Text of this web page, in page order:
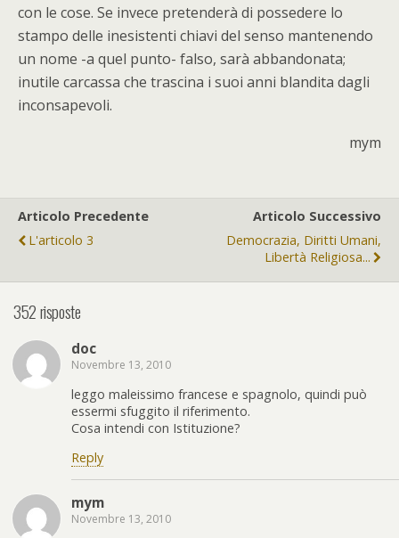
con le cose. Se invece pretenderà di possedere lo
stampo delle inesistenti chiavi del senso mantenendo
un nome -a quel punto- falso, sarà abbandonata;
inutile carcassa che trascina i suoi anni blandita dagli
inconsapevoli.
mym
Articolo Precedente
L'articolo 3
Articolo Successivo
Democrazia, Diritti Umani,
Libertà Religiosa...
352 risposte
doc
Novembre 13, 2010
leggo maleissimo francese e spagnolo, quindi può
essermi sfuggito il riferimento.
Cosa intendi con Istituzione?
Reply
mym
Novembre 13, 2010